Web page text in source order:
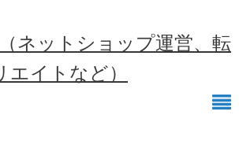
ネットショップ運営、転
イトなど）